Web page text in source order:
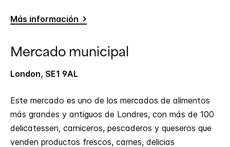
Más información
Mercado municipal
London, SE1 9AL
Este mercado es uno de los mercados de alimentos
más grandes y antiguos de Londres, con más de 100
delicatessen, carniceros, pescaderos y queseros que
venden productos frescos, carnes, delicias